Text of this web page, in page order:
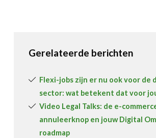
Gerelateerde berichten
Flexi-jobs zijn er nu ook voor de
sector: wat betekent dat voor
Video Legal Talks: de e-
annuleerknop en jouw Digital
roadmap